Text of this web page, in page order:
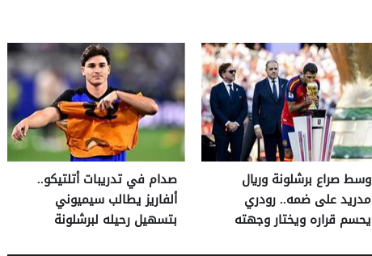
وسط صراع برشلونة وريال
مدريد على ضمه.. رودري
يحسم قراره ويختار وجهته
صدام في تدريبات أتلتيكو..
ألفاريز يطالب سيميوني
بتسهيل رحيله لبرشلونة